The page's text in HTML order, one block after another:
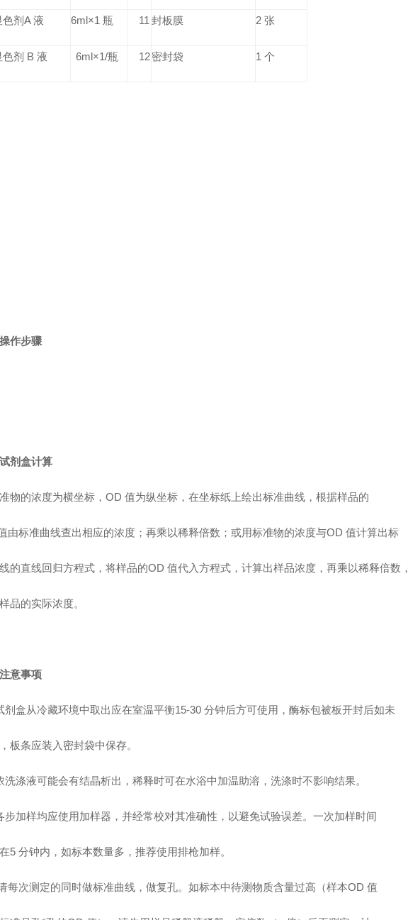
色剂A 液 6ml×1 瓶 11 封板膜 2 张
色剂 B 液 6ml×1/瓶 12密封袋 1 个
作步骤
剂盒计算
物的浓度为横坐标，OD 值为纵坐标，在坐标纸上绘出标准曲线，根据样品的
由标准曲线查出相应的浓度；再乘以稀释倍数；或用标准物的浓度与OD 值计算出标
的直线回归方程式，将样品的OD 值代入方程式，计算出样品浓度，再乘以稀释倍数，
品的实际浓度。
意事项
剂盒从冷藏环境中取出应在室温平衡15-30 分钟后方可使用，酶标包被板开封后如未
板条应装入密封袋中保存。
洗涤液可能会有结晶析出，稀释时可在水浴中加温助溶，洗涤时不影响结果。
步加样均应使用加样器，并经常校对其准确性，以避免试验误差。一次加样时间
5 分钟内，如标本数量多，推荐使用排枪加样。
每次测定的同时做标准曲线，做复孔。如标本中待测物质含量过高（样本OD 值